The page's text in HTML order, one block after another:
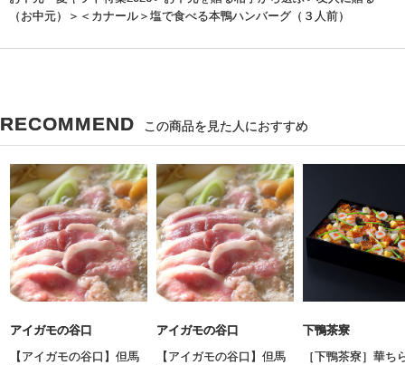
（お中元）
＞＜カナール＞塩で食べる本鴨ハンバーグ（３人前）
RECOMMEND この商品を見た人におすすめ
アイガモの谷口
【アイガモの谷口】但馬
アイガモの谷口
【アイガモの谷口】但馬
下鴨茶寮
［下鴨茶寮］華ち